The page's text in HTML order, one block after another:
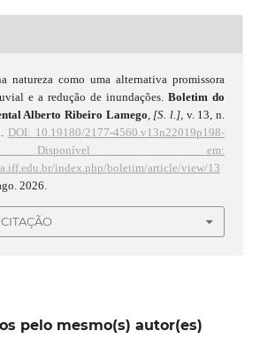
natureza como uma alternativa promissora
e a redução de inundações.Boletim do
Alberto Ribeiro Lamego [S. l.] , v. 13, n.
DOI: 10.19180/2177-4560.v13n22019p198-
em:
index.php/boletim/article/view/13
2026.
pelo mesmo(s) autor(es)